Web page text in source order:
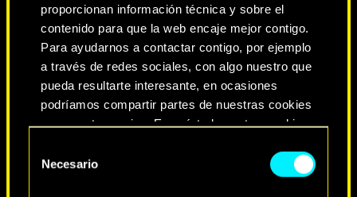
proporcionan información técnica y sobre el
contenido para que la web encaje mejor contigo.
Para ayudarnos a contactar contigo, por ejemplo
a través de redes sociales, con algo nuestro que
pueda resultarte interesante, en ocasiones
podríamos compartir partes de nuestras cookies
con nuestro socios. Eso sí, todas estas cookies
Encontrarás todos los detalles sobre nuestro uso
Necesario
NEVER FADE AWAY